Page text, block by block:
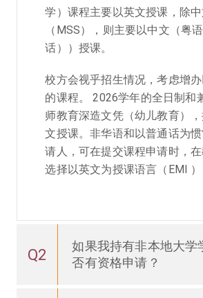
学）课程主要以英文授课，除中
（MSS），则主要以中文（粤
话））授课。
校方会视乎招生情况，考虑增
的课程。 2026学年的全日制和
师教育深造文凭（幼儿教育）
文授课。非华语和以普通话为
请人，可在提交课程申请时，
选择以英文为授课语言（EMI ）
Q2
如果我持有非本地大学
否有资格申请？